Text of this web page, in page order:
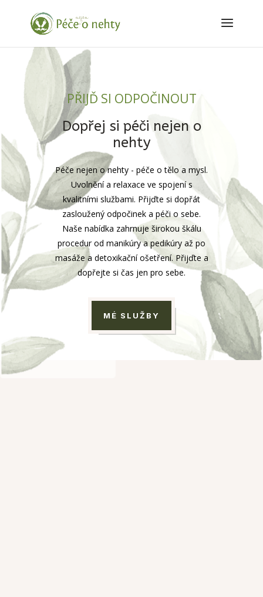
PŘIJĎ SI ODPOČINOUT
Dopřej si péči nejen o
nehty
Péče nejen o nehty - péče o tělo a mysl.
Uvolnění a relaxace ve spojení s
kvalitními službami. Přijďte si dopřát
zasloužený odpočinek a péči o sebe.
Naše nabídka zahrnuje širokou škálu
procedur od manikúry a pedikúry až po
masáže a detoxikační ošetření. Přijďte a
dopřejte si čas jen pro sebe.
MÉ SLUŽBY